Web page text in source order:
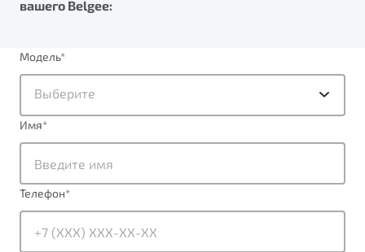
вашего Belgee:
Модель*
Выберите
Имя*
Телефон*